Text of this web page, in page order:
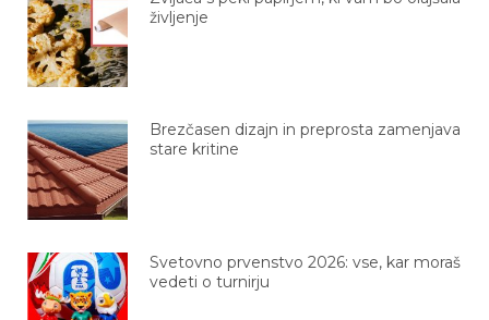
življenje
Brezčasen dizajn in preprosta zamenjava
stare kritine
Svetovno prvenstvo 2026: vse, kar moraš
vedeti o turnirju